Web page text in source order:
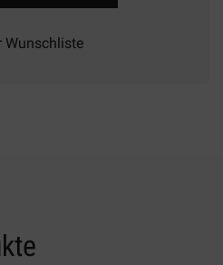
Wunschliste